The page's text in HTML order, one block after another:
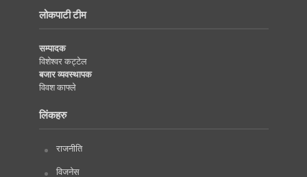
लोकपाटी टीम
सम्पादक
विशेश्वर कट्टेल
बजार व्यवस्थापक
विवश काफ्ले
लिंकहरु
राजनीति
विजनेस